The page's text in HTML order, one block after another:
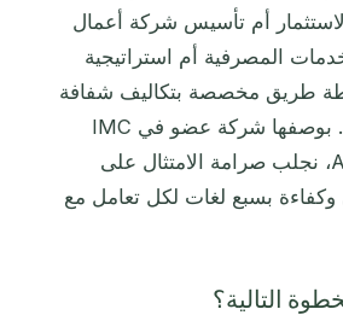
أم تأسيس شركة أعمال
المصرفية أم استراتيجية
طريق مخصصة بتكاليف شفافة
وجداول زمنية واقعية. بوصفها شركة عضو في IMC
ومعتمدة من ACAMS، نجلب صرامة الامتثال على
بسبع لغات لكل تعامل مع
التالية؟